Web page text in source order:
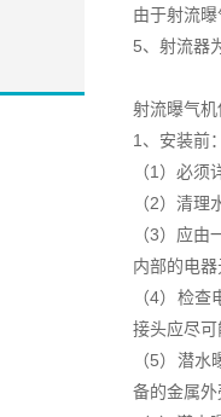
由于射流
5、射流器
射流曝气
1、安装前
（1）必
（2）清
（3）应
内部的电
（4）检
接头应尽
（5）潜
备的金属